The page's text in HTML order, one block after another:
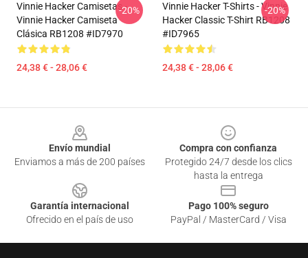
Vinnie Hacker Camisetas -
Vinnie Hacker Camiseta
Clásica RB1208 #ID7970
24,38 € - 28,06 €
-20%
Vinnie Hacker T-Shirts - Vinnie
Hacker Classic T-Shirt RB1208
#ID7965
24,38 € - 28,06 €
-20%
Envío mundial
Enviamos a más de 200 países
Compra con confianza
Protegido 24/7 desde los clics
hasta la entrega
Garantía internacional
Ofrecido en el país de uso
Pago 100% seguro
PayPal / MasterCard / Visa